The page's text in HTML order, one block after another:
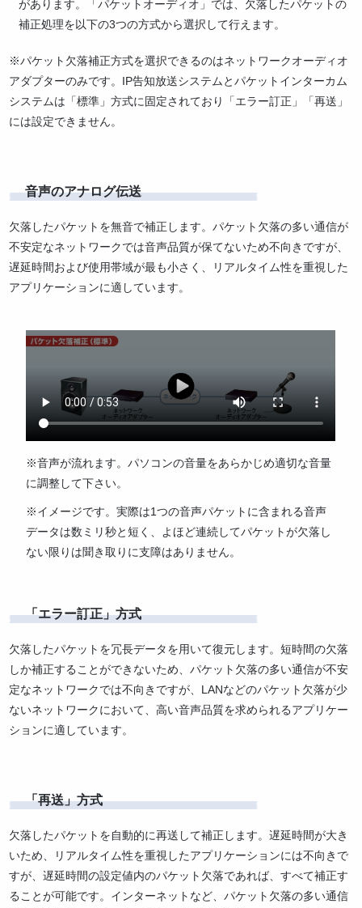
があります。「パケットオーディオ」では、欠落したパケットの
補正処理を以下の3つの方式から選択して行えます。
※パケット欠落補正方式を選択できるのはネットワークオーディオ
アダプターのみです。IP告知放送システムとパケットインターカム
システムは「標準」方式に固定されており「エラー訂正」「再送」
には設定できません。
音声のアナログ伝送
欠落したパケットを無音で補正します。パケット欠落の多い通信が
不安定なネットワークでは音声品質が保てないため不向きですが、
遅延時間および使用帯域が最も小さく、リアルタイム性を重視した
アプリケーションに適しています。
※音声が流れます。パソコンの音量をあらかじめ適切な音量
に調整して下さい。
※イメージです。実際は1つの音声パケットに含まれる音声
データは数ミリ秒と短く、よほど連続してパケットが欠落し
ない限りは聞き取りに支障はありません。
「エラー訂正」方式
欠落したパケットを冗長データを用いて復元します。短時間の欠落
しか補正することができないため、パケット欠落の多い通信が不安
定なネットワークでは不向きですが、LANなどのパケット欠落が少
ないネットワークにおいて、高い音声品質を求められるアプリケー
ションに適しています。
「再送」方式
欠落したパケットを自動的に再送して補正します。遅延時間が大き
いため、リアルタイム性を重視したアプリケーションには不向きで
すが、遅延時間の設定値内のパケット欠落であれば、すべて補正す
ることが可能です。インターネットなど、パケット欠落の多い通信